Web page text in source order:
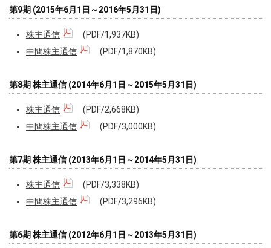
第9期 (2015年6月1日～2016年5月31日)
株主通信
(PDF/1,937KB)
中間株主通信
(PDF/1,870KB)
第8期 株主通信 (2014年6月1日～2015年5月31日)
株主通信
(PDF/2,668KB)
中間株主通信
(PDF/3,000KB)
第7期 株主通信 (2013年6月1日～2014年5月31日)
株主通信
(PDF/3,338KB)
中間株主通信
(PDF/3,296KB)
第6期 株主通信 (2012年6月1日～2013年5月31日)